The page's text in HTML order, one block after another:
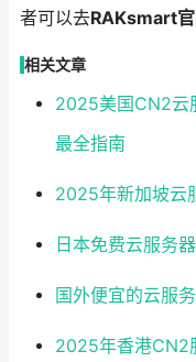
者可以去RAKsmart
相关文章
2025美国CN2云
最全指南
2025年新加坡云
日本免费云服务
国外便宜的云服
2025年香港CN2